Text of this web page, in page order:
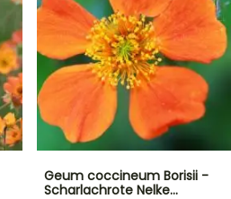
Geum coccineum Borisii -
Scharlachrote Nelke…